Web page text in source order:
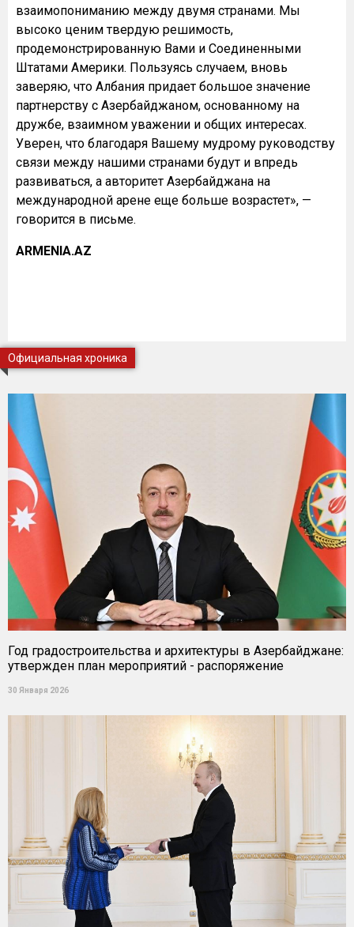
взаимопониманию между двумя странами. Мы
высоко ценим твердую решимость,
продемонстрированную Вами и Соединенными
Штатами Америки. Пользуясь случаем, вновь
заверяю, что Албания придает большое значение
партнерству с Азербайджаном, основанному на
дружбе, взаимном уважении и общих интересах.
Уверен, что благодаря Вашему мудрому руководству
связи между нашими странами будут и впредь
развиваться, а авторитет Азербайджана на
международной арене еще больше возрастет», —
говорится в письме.
ARMENIA.AZ
Официальная хроника
Год градостроительства и архитектуры в Азербайджане:
утвержден план мероприятий - распоряжение
30 Января 2026